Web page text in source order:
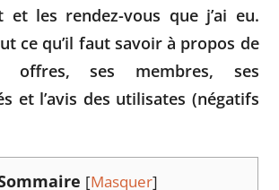
et les rendez-vous que j’ai eu.
ce qu’il faut savoir à propos de
offres, ses membres, ses
et l’avis des utilisates (négatifs
[Masquer]